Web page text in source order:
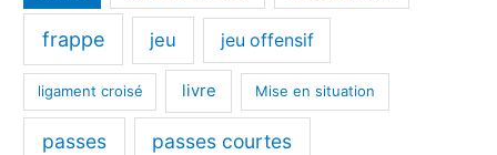
frappe jeu jeu offensif
ligament croisé livre Mise en situation
passes passes courtes